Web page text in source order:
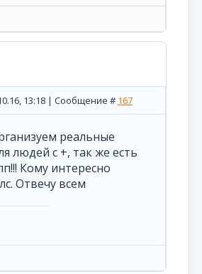
13:18 | Сообщение # 167
реальные
людей с +, так же есть
Кому интересно
Отвечу всем